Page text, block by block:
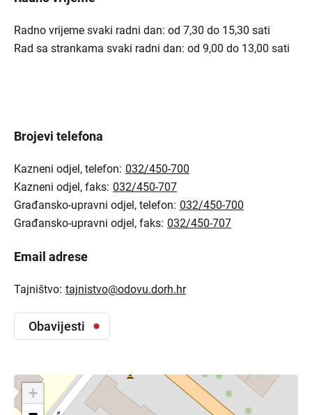
Radno vrijeme svaki radni dan: od 7,30 do 15,30 sati
Rad sa strankama svaki radni dan: od 9,00 do 13,00 sati
Brojevi telefona
Kazneni odjel, telefon: 032/450-700
Kazneni odjel, faks: 032/450-707
Građansko-upravni odjel, telefon: 032/450-700
Građansko-upravni odjel, faks: 032/450-707
Email adrese
Tajništvo: tajnistvo@odovu.dorh.hr
Obavijesti
+